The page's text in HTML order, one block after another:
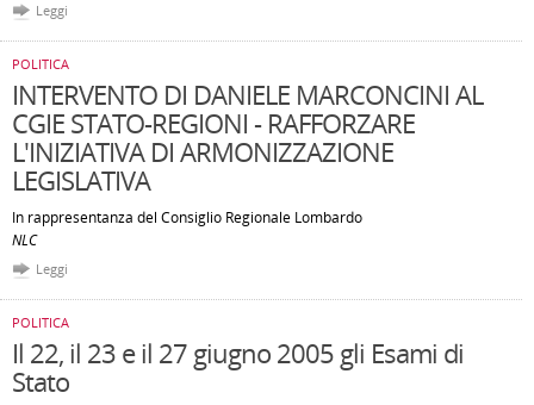
Leggi
POLITICA
INTERVENTO DI DANIELE MARCONCINI AL
CGIE STATO-REGIONI - RAFFORZARE
L'INIZIATIVA DI ARMONIZZAZIONE
LEGISLATIVA
In rappresentanza del Consiglio Regionale Lombardo
NLC
Leggi
POLITICA
Il 22, il 23 e il 27 giugno 2005 gli Esami di
Stato